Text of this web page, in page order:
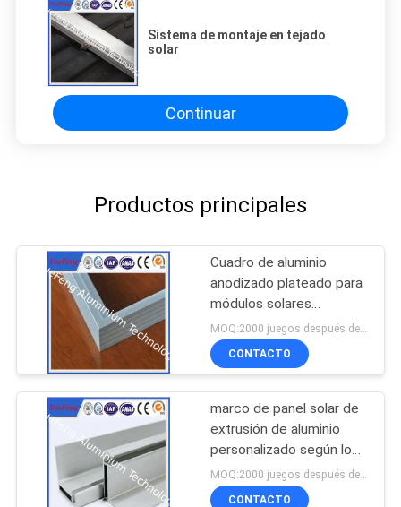
Sistema de montaje en tejado
solar
Continuar
Productos principales
Cuadro de aluminio
anodizado plateado para
módulos solares
fotovoltaicos
MOQ:2000 juegos después de confirmar las muestras
CONTACTO
marco de panel solar de
extrusión de aluminio
personalizado según los
planos de diseño
CONTACTO